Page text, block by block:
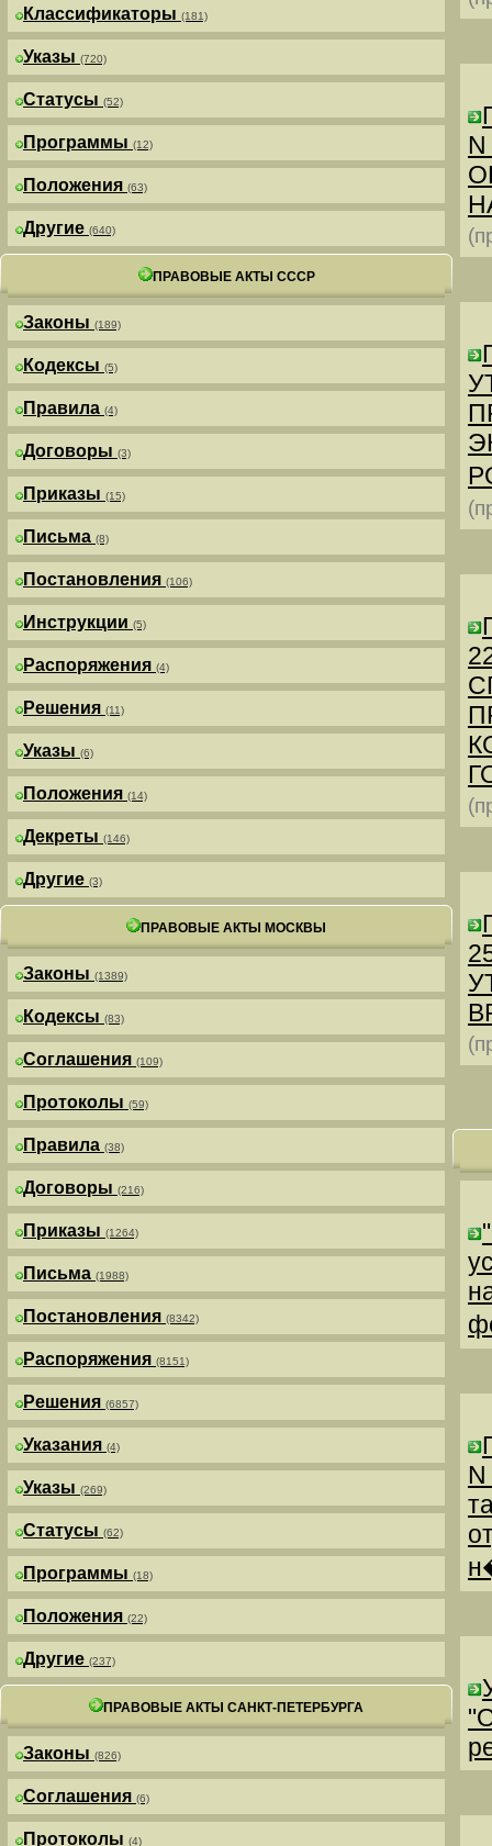
Классификаторы (181)
Указы (720)
Статусы (52)
Программы (12)
Положения (63)
Другие (640)
ПРАВОВЫЕ АКТЫ СССР
Законы (189)
Кодексы (5)
Правила (4)
Договоры (3)
Приказы (15)
Письма (8)
Постановления (106)
Инструкции (5)
Распоряжения (4)
Решения (11)
Указы (6)
Положения (14)
Декреты (146)
Другие (3)
ПРАВОВЫЕ АКТЫ МОСКВЫ
Законы (1389)
Кодексы (83)
Соглашения (109)
Протоколы (59)
Правила (38)
Договоры (216)
Приказы (1264)
Письма (1988)
Постановления (8342)
Распоряжения (8151)
Решения (6857)
Указания (4)
Указы (269)
Статусы (62)
Программы (18)
Положения (22)
Другие (237)
ПРАВОВЫЕ АКТЫ САНКТ-ПЕТЕРБУРГА
Законы (826)
Соглашения (6)
Протоколы (4)